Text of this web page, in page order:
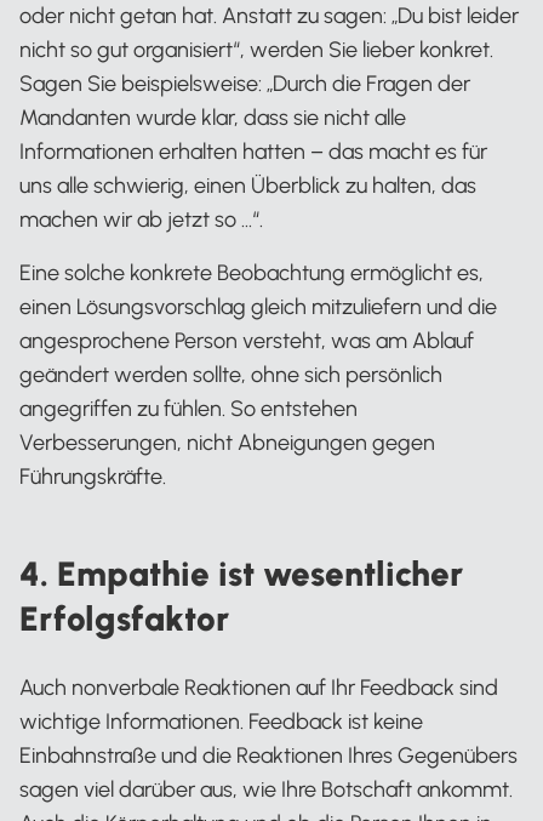
oder nicht getan hat. Anstatt zu sagen: „Du bist leider
nicht so gut organisiert“, werden Sie lieber konkret.
Sagen Sie beispielsweise: „Durch die Fragen der
Mandanten wurde klar, dass sie nicht alle
Informationen erhalten hatten – das macht es für
uns alle schwierig, einen Überblick zu halten, das
machen wir ab jetzt so …“.
Eine solche konkrete Beobachtung ermöglicht es,
einen Lösungsvorschlag gleich mitzuliefern und die
angesprochene Person versteht, was am Ablauf
geändert werden sollte, ohne sich persönlich
angegriffen zu fühlen. So entstehen
Verbesserungen, nicht Abneigungen gegen
Führungskräfte.
4. Empathie ist wesentlicher
Erfolgsfaktor
Auch nonverbale Reaktionen auf Ihr Feedback sind
wichtige Informationen. Feedback ist keine
Einbahnstraße und die Reaktionen Ihres Gegenübers
sagen viel darüber aus, wie Ihre Botschaft ankommt.